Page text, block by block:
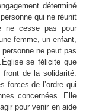
déterminé
qui ne réunit
ne cesse pas pour
femme, un enfant,
ne peut pas
se félicite que
de la solidarité.
forces de l’ordre qui
concernées. Elle
pour venir en aide